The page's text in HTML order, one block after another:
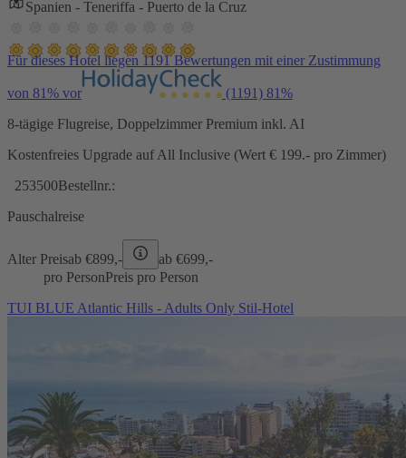
Spanien - Teneriffa - Puerto de la Cruz
Für dieses Hotel liegen 1191 Bewertungen mit einer Zustimmung
von 81% vor (1191) 81%
8-tägige Flugreise, Doppelzimmer Premium inkl. AI
Kostenfreies Upgrade auf All Inclusive (Wert € 199.- pro Zimmer)
253500Bestellnr.:
Pauschalreise
Alter Preisab €899,- ab €699,-
pro PersonPreis pro Person
TUI BLUE Atlantic Hills - Adults Only Stil-Hotel